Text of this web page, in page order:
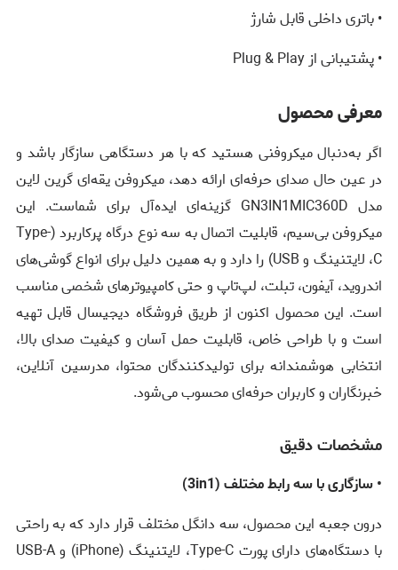
• باتری داخلی قابل شارژ
• پشتیبانی از Plug & Play
معرفی محصول
اگر به‌دنبال میکروفنی هستید که با هر دستگاهی سازگار باشد و
در عین حال صدای حرفه‌ای ارائه دهد، میکروفن یقه‌ای گرین لاین
مدل GN3IN1MIC360D گزینه‌ای ایده‌آل برای شماست. این
میکروفن بی‌سیم، قابلیت اتصال به سه نوع درگاه پرکاربرد (Type-
C، لایتنینگ و USB) را دارد و به همین دلیل برای انواع گوشی‌های
اندروید، آیفون، تبلت، لپ‌تاپ و حتی کامپیوترهای شخصی مناسب
است. این محصول اکنون از طریق فروشگاه دیجیسال قابل تهیه
است و با طراحی خاص، قابلیت حمل آسان و کیفیت صدای بالا،
انتخابی هوشمندانه برای تولیدکنندگان محتوا، مدرسین آنلاین،
خبرنگاران و کاربران حرفه‌ای محسوب می‌شود.
مشخصات دقیق
• سازگاری با سه رابط مختلف (3in1)
درون جعبه این محصول، سه دانگل مختلف قرار دارد که به راحتی
با دستگاه‌های دارای پورت Type-C، لایتنینگ (iPhone) و USB-A